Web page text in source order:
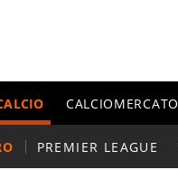
CALCIOMERCATO
PREMIER LEAGUE